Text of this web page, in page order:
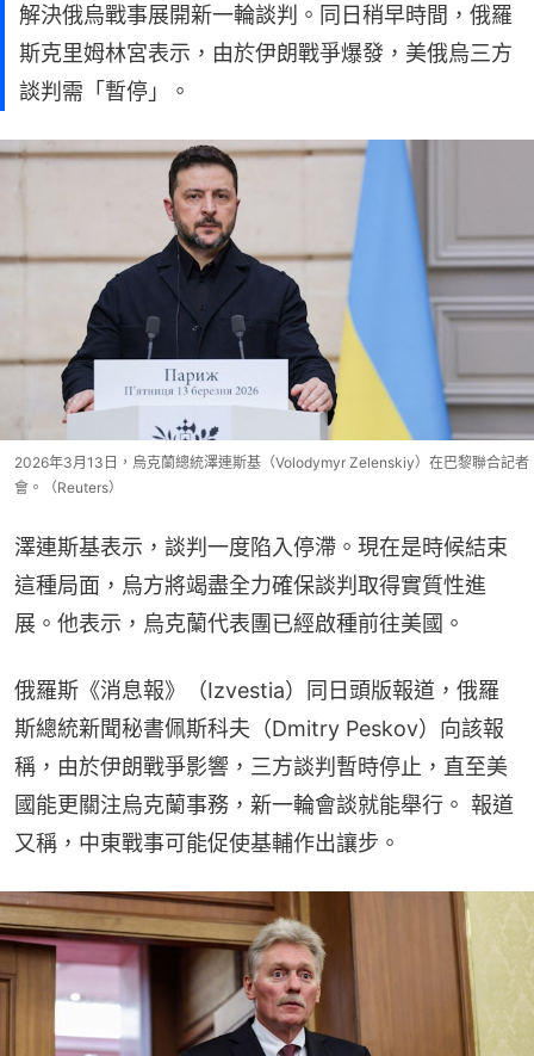
解決俄烏戰事展開新一輪談判。同日稍早時間，俄羅
斯克里姆林宮表示，由於伊朗戰爭爆發，美俄烏三方
談判需「暫停」。
2026年3月13日，烏克蘭總統澤連斯基（Volodymyr Zelenskiy）在巴黎聯合記者
會。（Reuters）
澤連斯基表示，談判一度陷入停滯。現在是時候結束
這種局面，烏方將竭盡全力確保談判取得實質性進
展。他表示，烏克蘭代表團已經啟種前往美國。
俄羅斯《消息報》（Izvestia）同日頭版報道，俄羅
斯總統新聞秘書佩斯科夫（Dmitry Peskov）向該報
稱，由於伊朗戰爭影響，三方談判暫時停止，直至美
國能更關注烏克蘭事務，新一輪會談就能舉行。 報道
又稱，中東戰事可能促使基輔作出讓步。